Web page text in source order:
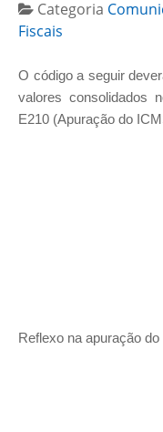
Categoria
Fiscais
O código a seguir
valores consolidados
E210 (Apuração do
Reflexo na apuração